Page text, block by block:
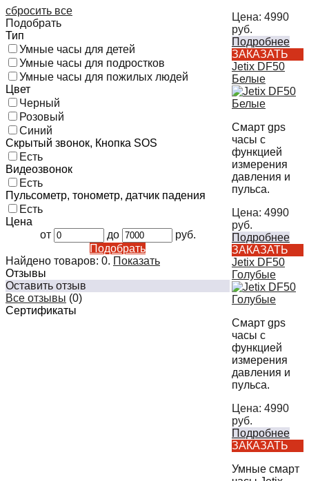
сбросить все
Подобрать
Тип
Умные часы для детей
Умные часы для подростков
Умные часы для пожилых людей
Цвет
Черный
Розовый
Синий
Скрытый звонок, Кнопка SOS
Есть
Видеозвонок
Есть
Пульсометр, тонометр, датчик падения
Есть
Цена
от
до
руб.
Подобрать
Найдено товаров: 0. Показать
Отзывы
Оставить отзыв
Все отзывы (0)
Сертификаты
Цена: 4990
руб.
Подробнее
ЗАКАЗАТЬ
Jetix DF50
Белые
Смарт gps
часы с
функцией
измерения
давления и
пульса.
Цена: 4990
руб.
Подробнее
ЗАКАЗАТЬ
Jetix DF50
Голубые
Смарт gps
часы с
функцией
измерения
давления и
пульса.
Цена: 4990
руб.
Подробнее
ЗАКАЗАТЬ
Умные смарт